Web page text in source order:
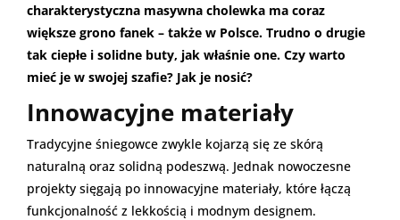
charakterystyczna masywna cholewka ma coraz
większe grono fanek – także w Polsce. Trudno o drugie
tak ciepłe i solidne buty, jak właśnie one. Czy warto
mieć je w swojej szafie? Jak je nosić?
Innowacyjne materiały
Tradycyjne śniegowce zwykle kojarzą się ze skórą
naturalną oraz solidną podeszwą. Jednak nowoczesne
projekty sięgają po innowacyjne materiały, które łączą
funkcjonalność z lekkością i modnym designem.